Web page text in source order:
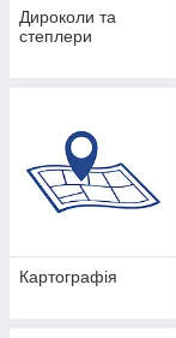
Дироколи та
степлери
Картографія